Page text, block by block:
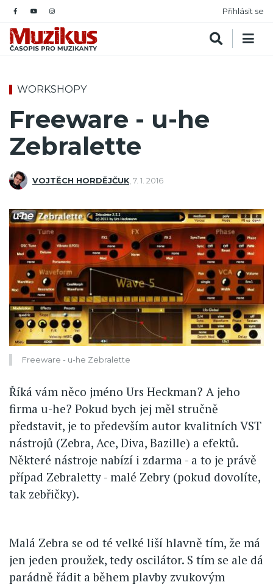
Přihlásit se
WORKSHOPY
Freeware - u-he
Zebralette
VOJTĚCH HORDĚJČUK 7. 1. 2016
Freeware - u-he Zebralette
Říká vám něco jméno Urs Heckman? A jeho
firma u-he? Pokud bych jej měl stručně
představit, je to především autor kvalitních VST
nástrojů (Zebra, Ace, Diva, Bazille) a efektů.
Některé nástroje nabízí i zdarma - a to je právě
případ Zebraletty - malé Zebry (pokud dovolíte,
tak zebřičky).
Malá Zebra se od té velké liší hlavně tím, že má
jen jeden proužek, tedy oscilátor. S tím se ale dá
parádně řádit a během plavby zvukovým